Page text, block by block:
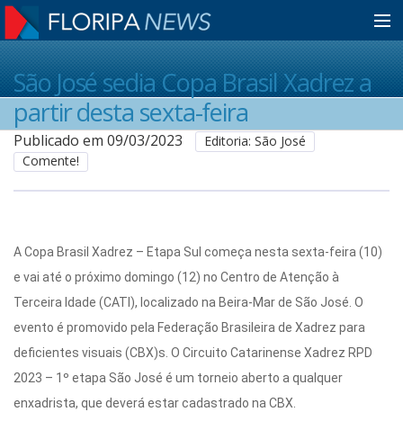
Home
Notícias
Colunistas
Classificados
Guia de Serviços
Anuncie
São José sedia Copa Brasil Xadrez a
partir desta sexta-feira
Publicado em 09/03/2023
Editoria: São José
Comente!
A Copa Brasil Xadrez – Etapa Sul começa nesta sexta-feira (10)
e vai até o próximo domingo (12) no Centro de Atenção à
Terceira Idade (CATI), localizado na Beira-Mar de São José. O
evento é promovido pela Federação Brasileira de Xadrez para
deficientes visuais (CBX)s. O Circuito Catarinense Xadrez RPD
2023 – 1º etapa São José é um torneio aberto a qualquer
enxadrista, que deverá estar cadastrado na CBX.